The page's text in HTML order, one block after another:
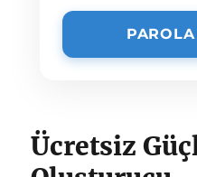
Ücretsiz